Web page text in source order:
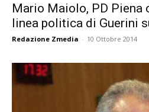
Mario Maiolo, PD Piena
linea politica di Guerini
Redazione Zmedia - 10 Ottobre 2014